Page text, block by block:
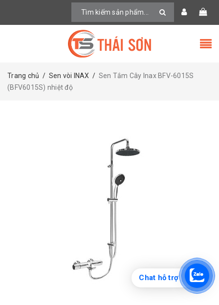
Trang chủ / Sen vòi INAX / Sen Tắm Cây Inax BFV-6015S
(BFV6015S) nhiệt độ
Chat hỗ trợ